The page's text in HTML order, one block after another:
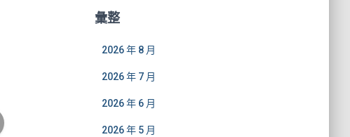
彙整
2026 年 8 月
2026 年 7 月
2026 年 6 月
2026 年 5 月